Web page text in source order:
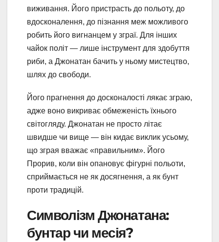
виживання. Його пристрасть до польоту, до
вдосконалення, до пізнання меж можливого
робить його вигнанцем у зграї. Для інших
чайок політ — лише інструмент для здобуття
риби, а Джонатан бачить у ньому мистецтво,
шлях до свободи.
Його прагнення до досконалості лякає зграю,
адже воно викриває обмеженість їхнього
світогляду. Джонатан не просто літає
швидше чи вище — він кидає виклик усьому,
що зграя вважає «правильним». Його
Прорив, коли він опановує фігурні польоти,
сприймається не як досягнення, а як бунт
проти традицій.
Символізм Джонатана:
бунтар чи месія?